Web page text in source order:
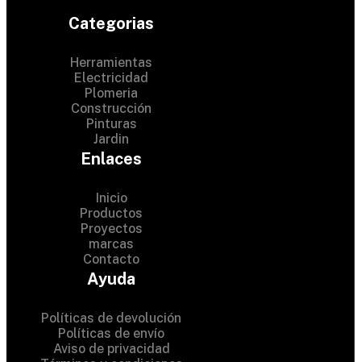
Categorias
Herramientas
Electricidad
Plomeria
Construcción
Pinturas
Jardin
Enlaces
Inicio
Productos
Proyectos
marcas
Contacto
Ayuda
Políticas de devolución
Políticas de envío
Aviso de privacidad